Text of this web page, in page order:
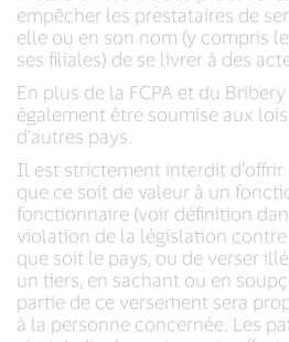
empêcher les prestataires de
elle ou en son nom (y compris
ses filiales) de se livrer à des
En plus de la FCPA et du
également être soumise aux
d’autres pays.
Il est strictement interdit
que ce soit de valeur à un
fonctionnaire (voir définition
violation de la législation
que soit le pays, ou de verser
un tiers, en sachant ou en
partie de ce versement sera
à la personne concernée. Les